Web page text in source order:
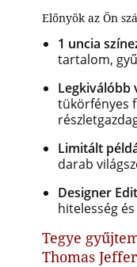
Előnyök az Ön
1 uncia
tartalom,
Legkiválóbb
tükörfényes
Limitált
darab
Designer
hitelesség
Tegye
Thomas